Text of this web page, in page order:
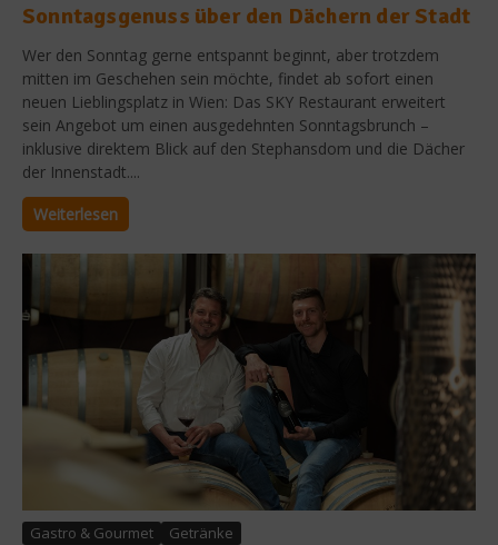
Sonntagsgenuss über den Dächern der Stadt
Wer den Sonntag gerne entspannt beginnt, aber trotzdem
mitten im Geschehen sein möchte, findet ab sofort einen
neuen Lieblingsplatz in Wien: Das SKY Restaurant erweitert
sein Angebot um einen ausgedehnten Sonntagsbrunch –
inklusive direktem Blick auf den Stephansdom und die Dächer
der Innenstadt....
Weiterlesen
Gastro & Gourmet Getränke